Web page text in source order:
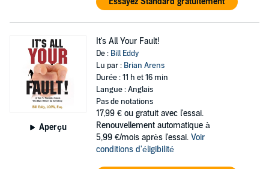
Aperçu
It's All Your Fault!
De : Bill Eddy
Lu par : Brian Arens
Durée : 11 h et 16 min
Langue : Anglais
Pas de notations
17,99 € ou gratuit avec l'essai.
Renouvellement automatique à
5,99 €/mois après l'essai. Voir
conditions d'éligibilité